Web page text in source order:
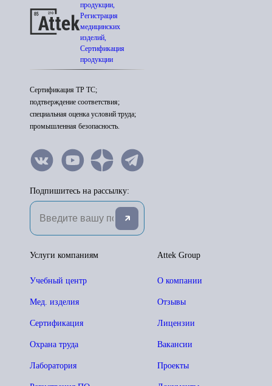
продукции,
Регистрация
медицинских
изделий,
Сертификация
продукции
Сертификация ТР ТС;
подтверждение соответствия;
специальная оценка условий труда;
промышленная безопасность.
Подпишитесь на рассылку:
Attek Group
О компании
Отзывы
Лицензии
Вакансии
Проекты
Услуги компаниям
Учебный центр
Мед. изделия
Сертификация
Охрана труда
Лаборатория